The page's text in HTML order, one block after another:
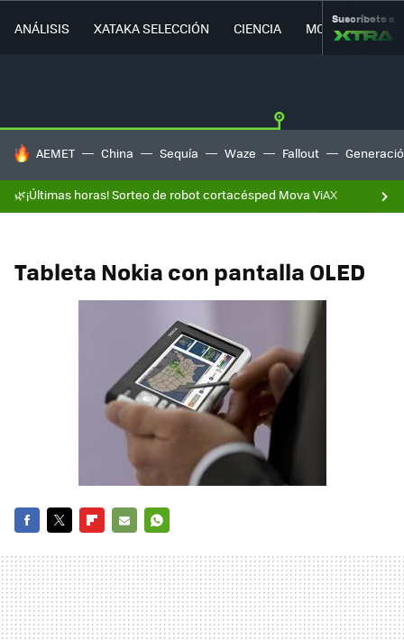
ANÁLISIS XATAKA SELECCIÓN CIENCIA MOVILIDAD
Suscríbete a
HOY SE HABLA DE
AEMET China Sequía Waze Fallout
🌿¡Últimas horas! Sorteo de robot cortacésped Mova ViAX
Tableta Nokia con pantalla OLED
MAIL